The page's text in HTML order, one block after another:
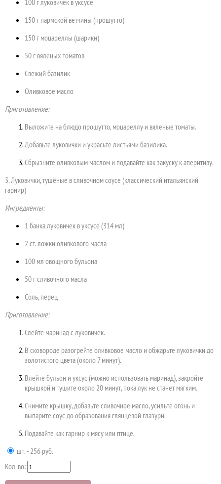
150 г пармской ветчины (прошутто)
150 г моцареллы (шарики)
50 г вяленых томатов
Свежий базилик
Оливковое масло
Приготовление:
Выложите на блюдо прошутто, моцареллу и вяленые томаты.
Добавьте луковички и украсьте листьями базилика.
Сбрызните оливковым маслом и подавайте как закуску к аперитиву.
3. Луковички, тушёные в сливочном соусе (классический итальянский
гарнир)
Ингредиенты:
1 банка луковичек в уксусе (314 мл)
2 ст. ложки оливкового масла
100 мл овощного бульона
50 г сливочного масла
Соль, перец
Приготовление:
Слейте маринад с луковичек.
В сковороде разогрейте оливковое масло и обжарьте луковички до
золотистого цвета (около 7 минут).
Влейте бульон и уксус (можно использовать маринад), закройте
крышкой и тушите около 20 минут, пока лук не станет мягким.
Снимите крышку, добавьте сливочное масло, усильте огонь и
выпарите соус до образования глянцевой глазури.
Подавайте как гарнир к мясу или птице.
шт. - 256 руб.
Кол-во: